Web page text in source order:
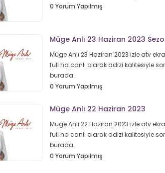
0 Yorum Yapılmış
Müge Anlı 23 Haziran 2023
Müge Anlı 23 Haziran 2023 izle atv
full hd canlı olarak ddizi kalitesiyle
burada.
0 Yorum Yapılmış
Müge Anlı 22 Haziran 2023
Müge Anlı 22 Haziran 2023 izle atv
full hd canlı olarak ddizi kalitesiyle
burada.
0 Yorum Yapılmış